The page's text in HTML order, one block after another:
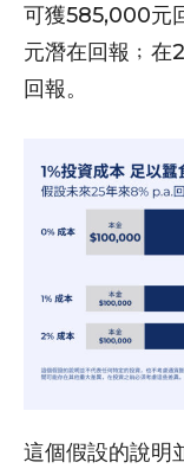
可獲585,000元
元潛在回報﹔
回報。
這個假設的說明